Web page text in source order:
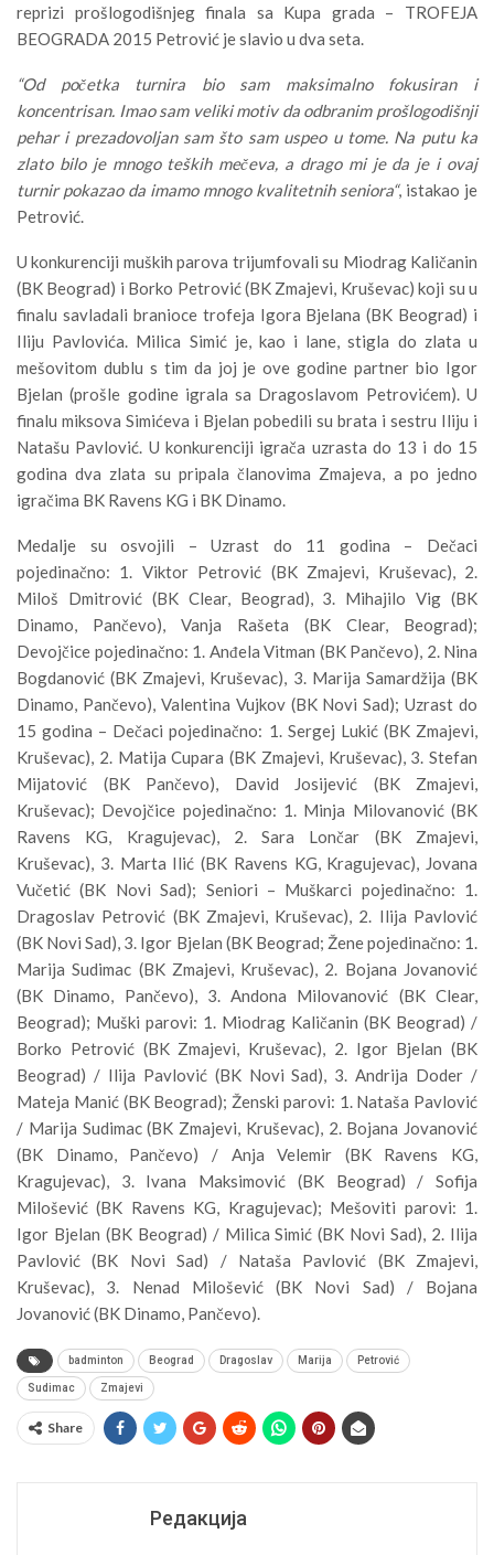
reprizi prošlogodišnjeg finala sa Kupa grada – TROFEJA
BEOGRADA 2015 Petrović je slavio u dva seta.
“Od početka turnira bio sam maksimalno fokusiran i
koncentrisan. Imao sam veliki motiv da odbranim prošlogodišnji
pehar i prezadovoljan sam što sam uspeo u tome. Na putu ka
zlato bilo je mnogo teških mečeva, a drago mi je da je i ovaj
turnir pokazao da imamo mnogo kvalitetnih seniora“, istakao je
Petrović.
U konkurenciji muških parova trijumfovali su Miodrag Kaličanin
(BK Beograd) i Borko Petrović (BK Zmajevi, Kruševac) koji su u
finalu savladali branioce trofeja Igora Bjelana (BK Beograd) i
Iliju Pavlovića. Milica Simić je, kao i lane, stigla do zlata u
mešovitom dublu s tim da joj je ove godine partner bio Igor
Bjelan (prošle godine igrala sa Dragoslavom Petrovićem). U
finalu miksova Simićeva i Bjelan pobedili su brata i sestru Iliju i
Natašu Pavlović. U konkurenciji igrača uzrasta do 13 i do 15
godina dva zlata su pripala članovima Zmajeva, a po jedno
igračima BK Ravens KG i BK Dinamo.
Medalje su osvojili – Uzrast do 11 godina – Dečaci
pojedinačno: 1. Viktor Petrović (BK Zmajevi, Kruševac), 2.
Miloš Dmitrović (BK Clear, Beograd), 3. Mihajilo Vig (BK
Dinamo, Pančevo), Vanja Rašeta (BK Clear, Beograd);
Devojčice pojedinačno: 1. Anđela Vitman (BK Pančevo), 2. Nina
Bogdanović (BK Zmajevi, Kruševac), 3. Marija Samardžija (BK
Dinamo, Pančevo), Valentina Vujkov (BK Novi Sad); Uzrast do
15 godina – Dečaci pojedinačno: 1. Sergej Lukić (BK Zmajevi,
Kruševac), 2. Matija Cupara (BK Zmajevi, Kruševac), 3. Stefan
Mijatović (BK Pančevo), David Josijević (BK Zmajevi,
Kruševac); Devojčice pojedinačno: 1. Minja Milovanović (BK
Ravens KG, Kragujevac), 2. Sara Lončar (BK Zmajevi,
Kruševac), 3. Marta Ilić (BK Ravens KG, Kragujevac), Jovana
Vučetić (BK Novi Sad); Seniori – Muškarci pojedinačno: 1.
Dragoslav Petrović (BK Zmajevi, Kruševac), 2. Ilija Pavlović
(BK Novi Sad), 3. Igor Bjelan (BK Beograd; Žene pojedinačno: 1.
Marija Sudimac (BK Zmajevi, Kruševac), 2. Bojana Jovanović
(BK Dinamo, Pančevo), 3. Andona Milovanović (BK Clear,
Beograd); Muški parovi: 1. Miodrag Kaličanin (BK Beograd) /
Borko Petrović (BK Zmajevi, Kruševac), 2. Igor Bjelan (BK
Beograd) / Ilija Pavlović (BK Novi Sad), 3. Andrija Doder /
Mateja Manić (BK Beograd); Ženski parovi: 1. Nataša Pavlović
/ Marija Sudimac (BK Zmajevi, Kruševac), 2. Bojana Jovanović
(BK Dinamo, Pančevo) / Anja Velemir (BK Ravens KG,
Kragujevac), 3. Ivana Maksimović (BK Beograd) / Sofija
Milošević (BK Ravens KG, Kragujevac); Mešoviti parovi: 1.
Igor Bjelan (BK Beograd) / Milica Simić (BK Novi Sad), 2. Ilija
Pavlović (BK Novi Sad) / Nataša Pavlović (BK Zmajevi,
Kruševac), 3. Nenad Milošević (BK Novi Sad) / Bojana
Jovanović (BK Dinamo, Pančevo).
badminton Beograd Dragoslav Marija Petrović
Sudimac Zmajevi
Share
Редакција